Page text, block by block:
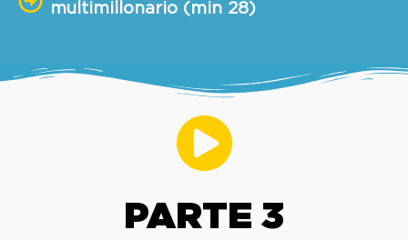
multimillonario (min 28)
PARTE 3